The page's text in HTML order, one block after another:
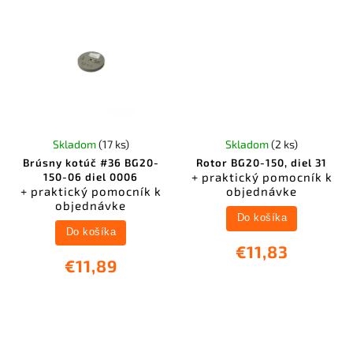
Brúsny kotúč #36 BG20-
150-06 diel 0006
+ praktický pomocník k
objednávke
Skladom(17 ks)
€11,89
Do košíka
Rotor BG20-150, diel 31
+ praktický pomocník k
objednávke
Skladom(2 ks)
€11,83
Do košíka